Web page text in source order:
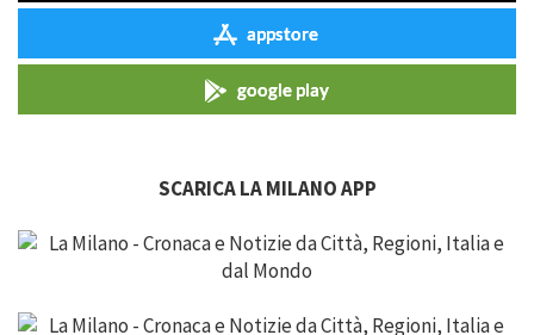
appstore
google play
SCARICA LA MILANO APP